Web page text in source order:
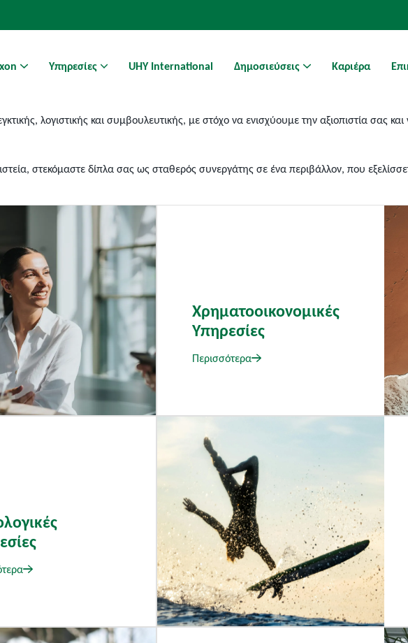
Υπηρεσίες UHY International Δημοσιεύσεις Καριέρα
λογιστικής και συμβουλευτικής, με στόχο να ενισχύουμε την αξιοπιστία σας
στεκόμαστε δίπλα σας ως σταθερός συνεργάτης σε ένα περιβάλλον, που
Χρηματοοικονομικές
Υπηρεσίες
Περισσότερα